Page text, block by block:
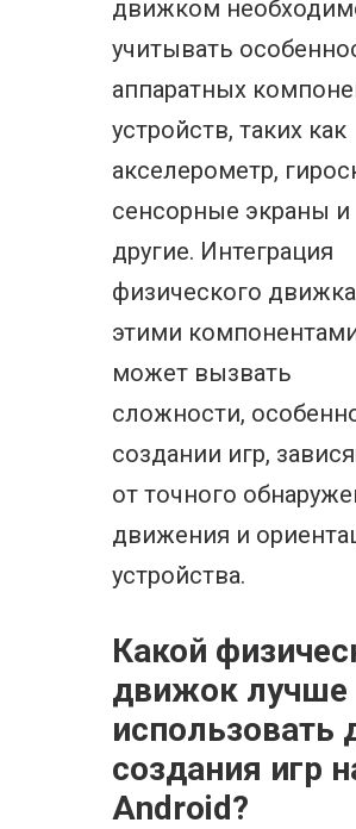
движком
учитывать
аппаратных
устройств, таких как
акселерометр,
сенсорные экраны и
другие. Интеграция
физического
этими
может вызвать
сложности,
создании игр,
от точного
движения и
устройства.
Какой
движок лучше
использовать
создания игр
Android?